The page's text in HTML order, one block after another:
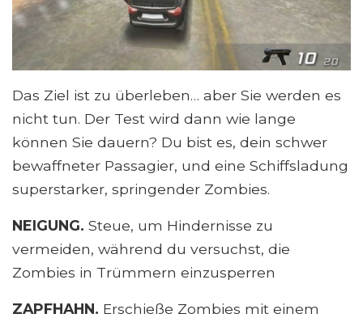
Das Ziel ist zu überleben… aber Sie werden es
nicht tun. Der Test wird dann wie lange
können Sie dauern? Du bist es, dein schwer
bewaffneter Passagier, und eine Schiffsladung
superstarker, springender Zombies.
NEIGUNG. Steue, um Hindernisse zu
vermeiden, während du versuchst, die
Zombies in Trümmern einzusperren
ZAPFHAHN. Erschieße Zombies mit einem